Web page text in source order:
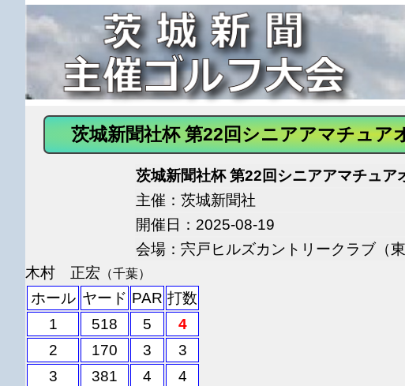
茨城新聞社杯 第22回シニアアマチュア
茨城新聞社杯 第22回シニアアマチュア
主催：茨城新聞社
開催日：2025-08-19
会場：宍戸ヒルズカントリークラブ（東
木村 正宏 （千葉）
ホール ヤード PAR 打数
1
518 5
4
2
170 3
3
3
381 4
4